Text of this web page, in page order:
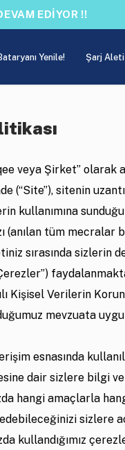
EDİYOR !!
Yenile! Şarj
veya Şirket” olarak
(“Site”), sitenin
kullanımına
(anılan tüm mecralar
sırasında sizlerin
Kişisel Verilerin
mevzuata
esnasında
dair sizlere bilgi
hangi amaçlarla
sizlere
kullandığımız